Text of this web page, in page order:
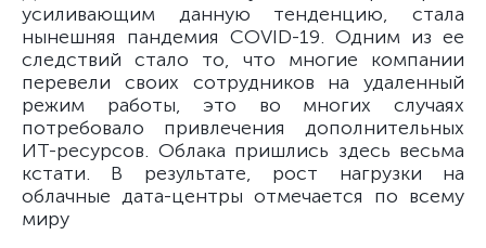
усиливающим данную тенденцию, стала
нынешняя пандемия COVID-19. Одним из ее
следствий стало то, что многие компании
перевели своих сотрудников на удаленный
режим работы, это во многих случаях
потребовало привлечения дополнительных
ИТ-ресурсов. Облака пришлись здесь весьма
кстати. В результате, рост нагрузки на
облачные дата-центры отмечается по всему
миру